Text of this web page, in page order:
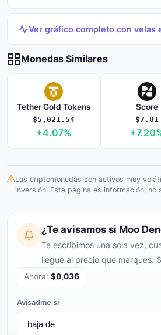
Ver gráfico completo con velas
Monedas Similares
Tether Gold Tokens
$5,021.54
+4.07%
Score
$7.81
Las criptomonedas son activos muy
inversión. Esta página es información, no
¿Te avisamos si Moo
Te escribimos una sola vez,
llegue al precio que marques.
Ahora: $0,036
Avisadme si